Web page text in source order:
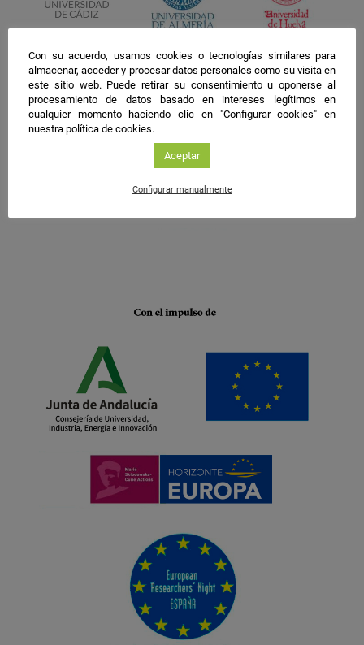
Con su acuerdo, usamos cookies o tecnologías similares para
almacenar, acceder y procesar datos personales como su visita en
este sitio web. Puede retirar su consentimiento u oponerse al
procesamiento de datos basado en intereses legítimos en
cualquier momento haciendo clic en "Configurar cookies" en
nuestra política de cookies.
Aceptar
Configurar manualmente